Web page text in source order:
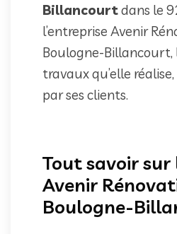
Billancourtdans le
l’entreprise Avenir
Boulogne-Billancourt,
travaux qu’elle réalise,
par ses clients.
Tout savoir sur
Avenir
Boulogne-